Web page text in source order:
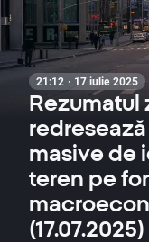
21:12 · 17 iulie 2025
Rezumatul
masive de
teren pe
(17.07.2025)